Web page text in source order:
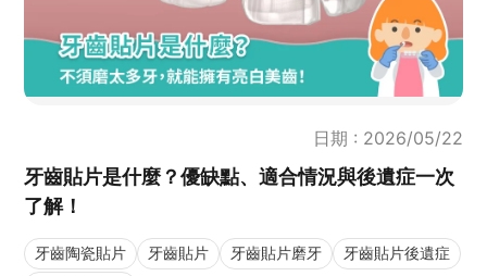
日期 : 2026/05/22
牙齒貼片是什麼？優缺點、適合情況與後遺症一次
了解！
牙齒陶瓷貼片 牙齒貼片 牙齒貼片磨牙
牙齒貼片後遺症